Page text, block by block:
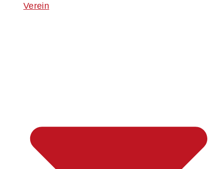
Verein